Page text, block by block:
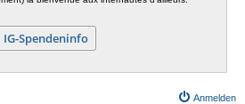
IG-Spendeninfo
Anmelden